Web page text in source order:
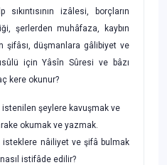
izâlesi, borçların
şerlerden muhâfaza, kaybın
şifâsı, düşmanlara gâlibiyet ve
için Yâsîn Sûresi ve bâzı
kere okunur?
şeylere kavuşmak ve
okumak ve yazmak.
isteklere nâiliyet ve şifâ bulmak
istifâde edilir?